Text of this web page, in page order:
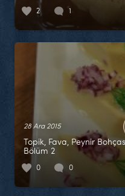
2 1
28 Ara 2015
Topik, Fava, Peynir
Bölüm 2
0 0